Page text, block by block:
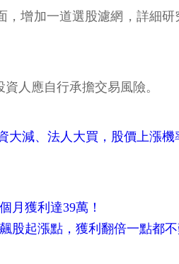
增加一道選股濾網，詳細
人應自行承擔交易風險。
大減、法人大買，股價上漲機
月獲利達39萬！
股起漲點，獲利翻倍一點都